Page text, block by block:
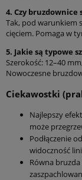
4. Czy
Tak, pod warunkiem
cięciem. Pomaga w
5. Jakie są typowe
Szerokość: 12–40
Nowoczesne
Ciekawostki
Najlepszy
może
Podłączenie
widoczność
Równa